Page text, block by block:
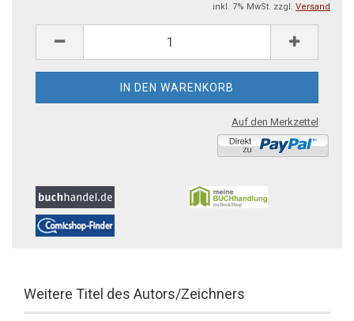
inkl. 7% MwSt. zzgl. Versand
Auf den Merkzettel
Weitere Titel des Autors/Zeichners